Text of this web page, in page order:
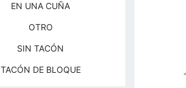
EN UNA CUÑA
OTRO
SIN TACÓN
TACÓN DE BLOQUE